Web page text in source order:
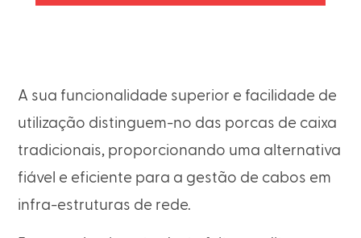
A sua funcionalidade superior e facilidade de
utilização distinguem-no das porcas de caixa
tradicionais, proporcionando uma alternativa
fiável e eficiente para a gestão de cabos em
infra-estruturas de rede.